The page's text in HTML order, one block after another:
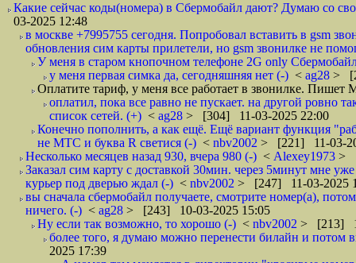
Какие сейчас коды(номера) в Сбермобайл дают? Думаю со
03-2025 12:48
в москве +7995755 сегодня. Попробовал вставить в gsm
обновления сим карты прилетели, но gsm звонилке не
У меня в старом кнопочном телефоне 2G only
у меня первая симка да, сегодняшняя нет (-) < ag28 >
Оплатите тариф, у меня все работает в звонилке.
оплатил, пока все равно не пускает. на другой ровно
список сетей. (+) < ag28 > [304] 11-03-2025 22:00
Конечно пополнить, а как ещё. Ещё вариант функция
не МТС и буква R светися (-) < nbv2002 > [221] 11-03-
Несколько месяцев назад 930, вчера 980 (-) < Alexey1973 >
Заказал сим карту с доставкой 30мин. через 5минут мне
курьер под дверью ждал (-) < nbv2002 > [247] 11-03-2025
вы сначала сбермобайл получаете, смотрите номер(а),
ничего. (-) < ag28 > [243] 10-03-2025 15:05
Ну если так возможно, то хорошо (-) < nbv2002 > [213]
более того, я думаю можно перенести билайн и потом
2025 17:39